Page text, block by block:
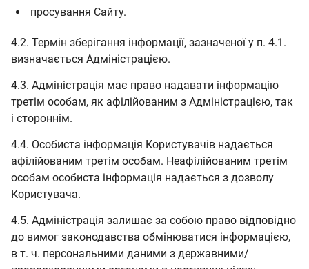
просування Сайту.
4.2. Термін зберігання інформації, зазначеної у п. 4.1.
визначається Адміністрацією.
4.3. Адміністрація має право надавати інформацію
третім особам, як афілійованим з Адміністрацією, так
і стороннім.
4.4. Особиста інформація Користувачів надається
афілійованим третім особам. Неафілійованим третім
особам особиста інформація надається з дозволу
Користувача.
4.5. Адміністрація залишає за собою право відповідно
до вимог законодавства обмінюватися інформацією,
в т. ч. персональними даними з державними/